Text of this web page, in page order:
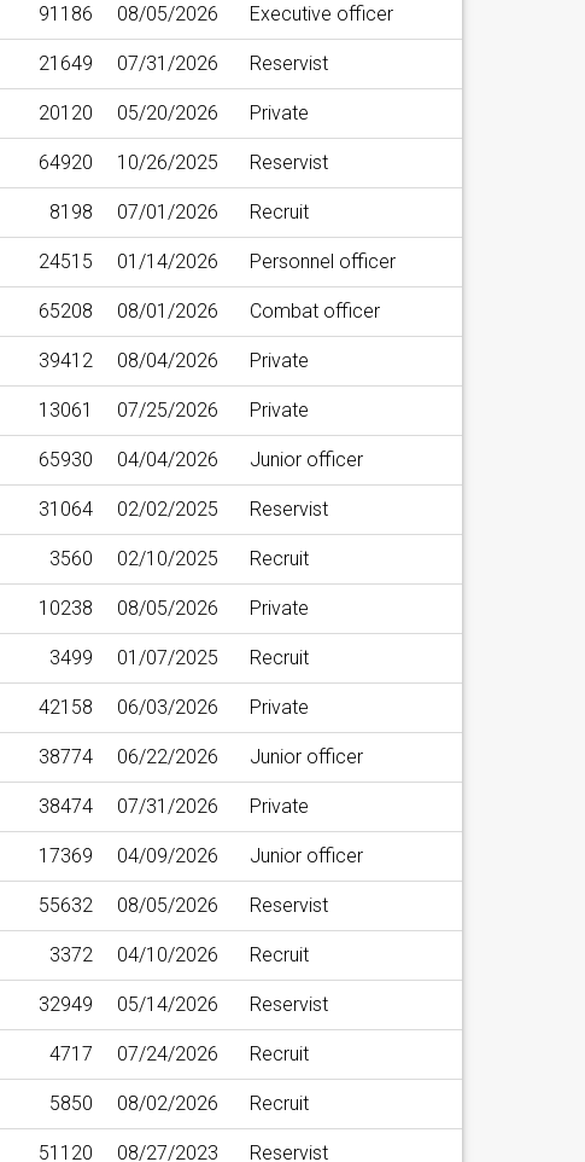
91186 08/05/2026 Executive officer
21649 07/31/2026 Reservist
20120 05/20/2026 Private
64920 10/26/2025 Reservist
8198 07/01/2026 Recruit
24515 01/14/2026 Personnel officer
65208 08/01/2026 Combat officer
39412 08/04/2026 Private
13061 07/25/2026 Private
65930 04/04/2026 Junior officer
31064 02/02/2025 Reservist
3560 02/10/2025 Recruit
10238 08/05/2026 Private
3499 01/07/2025 Recruit
42158 06/03/2026 Private
38774 06/22/2026 Junior officer
38474 07/31/2026 Private
17369 04/09/2026 Junior officer
55632 08/05/2026 Reservist
3372 04/10/2026 Recruit
32949 05/14/2026 Reservist
4717 07/24/2026 Recruit
5850 08/02/2026 Recruit
51120 08/27/2023 Reservist